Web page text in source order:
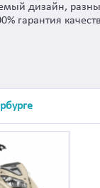
дизайн,
гарантия